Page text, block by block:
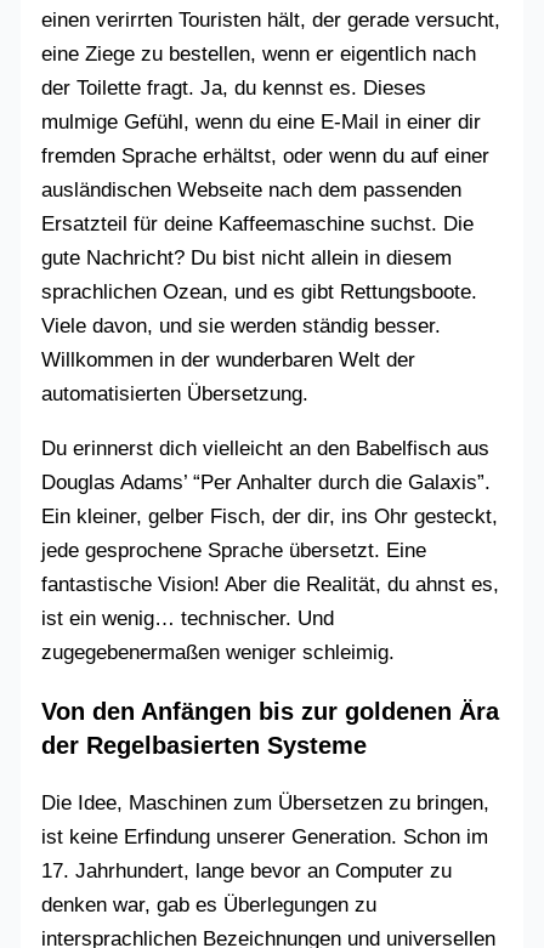
einen verirrten Touristen hält, der gerade versucht,
eine Ziege zu bestellen, wenn er eigentlich nach
der Toilette fragt. Ja, du kennst es. Dieses
mulmige Gefühl, wenn du eine E-Mail in einer dir
fremden Sprache erhältst, oder wenn du auf einer
ausländischen Webseite nach dem passenden
Ersatzteil für deine Kaffeemaschine suchst. Die
gute Nachricht? Du bist nicht allein in diesem
sprachlichen Ozean, und es gibt Rettungsboote.
Viele davon, und sie werden ständig besser.
Willkommen in der wunderbaren Welt der
automatisierten Übersetzung.
Du erinnerst dich vielleicht an den Babelfisch aus
Douglas Adams’ “Per Anhalter durch die Galaxis”.
Ein kleiner, gelber Fisch, der dir, ins Ohr gesteckt,
jede gesprochene Sprache übersetzt. Eine
fantastische Vision! Aber die Realität, du ahnst es,
ist ein wenig… technischer. Und
zugegebenermaßen weniger schleimig.
Von den Anfängen bis zur goldenen Ära
der Regelbasierten Systeme
Die Idee, Maschinen zum Übersetzen zu bringen,
ist keine Erfindung unserer Generation. Schon im
17. Jahrhundert, lange bevor an Computer zu
denken war, gab es Überlegungen zu
intersprachlichen Bezeichnungen und universellen